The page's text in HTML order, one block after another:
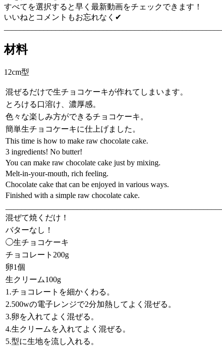
すべてを選択すると早く最新動画をチェックできます！
いいねとコメントもお忘れなく✔︎
材料
12cm型
混ぜるだけで生チョコケーキが作れてしまいます。
とろける口溶け、濃厚感。
色々な楽しみ方ができるチョコケーキ。
簡単生チョコケーキに仕上げました。
This time is how to make raw chocolate cake.
3 ingredients! No butter!
You can make raw chocolate cake just by mixing.
Melt-in-your-mouth, rich feeling.
Chocolate cake that can be enjoyed in various ways.
Finished with a simple raw chocolate cake.
混ぜて焼くだけ！
バターなし！
◯生チョコケーキ
チョコレート200g
卵1個
生クリーム100g
1.チョコレートを細かくわる。
2.500wの電子レンジで2分加熱してよく混ぜる。
3.卵を入れてよく混ぜる。
4.生クリームを入れてよく混ぜる。
5.型に生地を流し入れる。